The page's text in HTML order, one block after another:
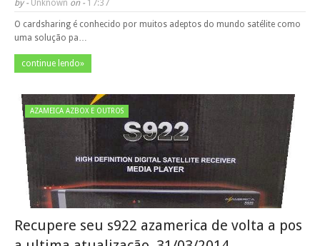
by - Unknown on - 17:37
O cardsharing é conhecido por muitos adeptos do mundo satélite como
uma solução pa…
continue lendo»
AZAMEICA AZBOX E OUTROS
Recupere seu s922 azamerica de volta a pos